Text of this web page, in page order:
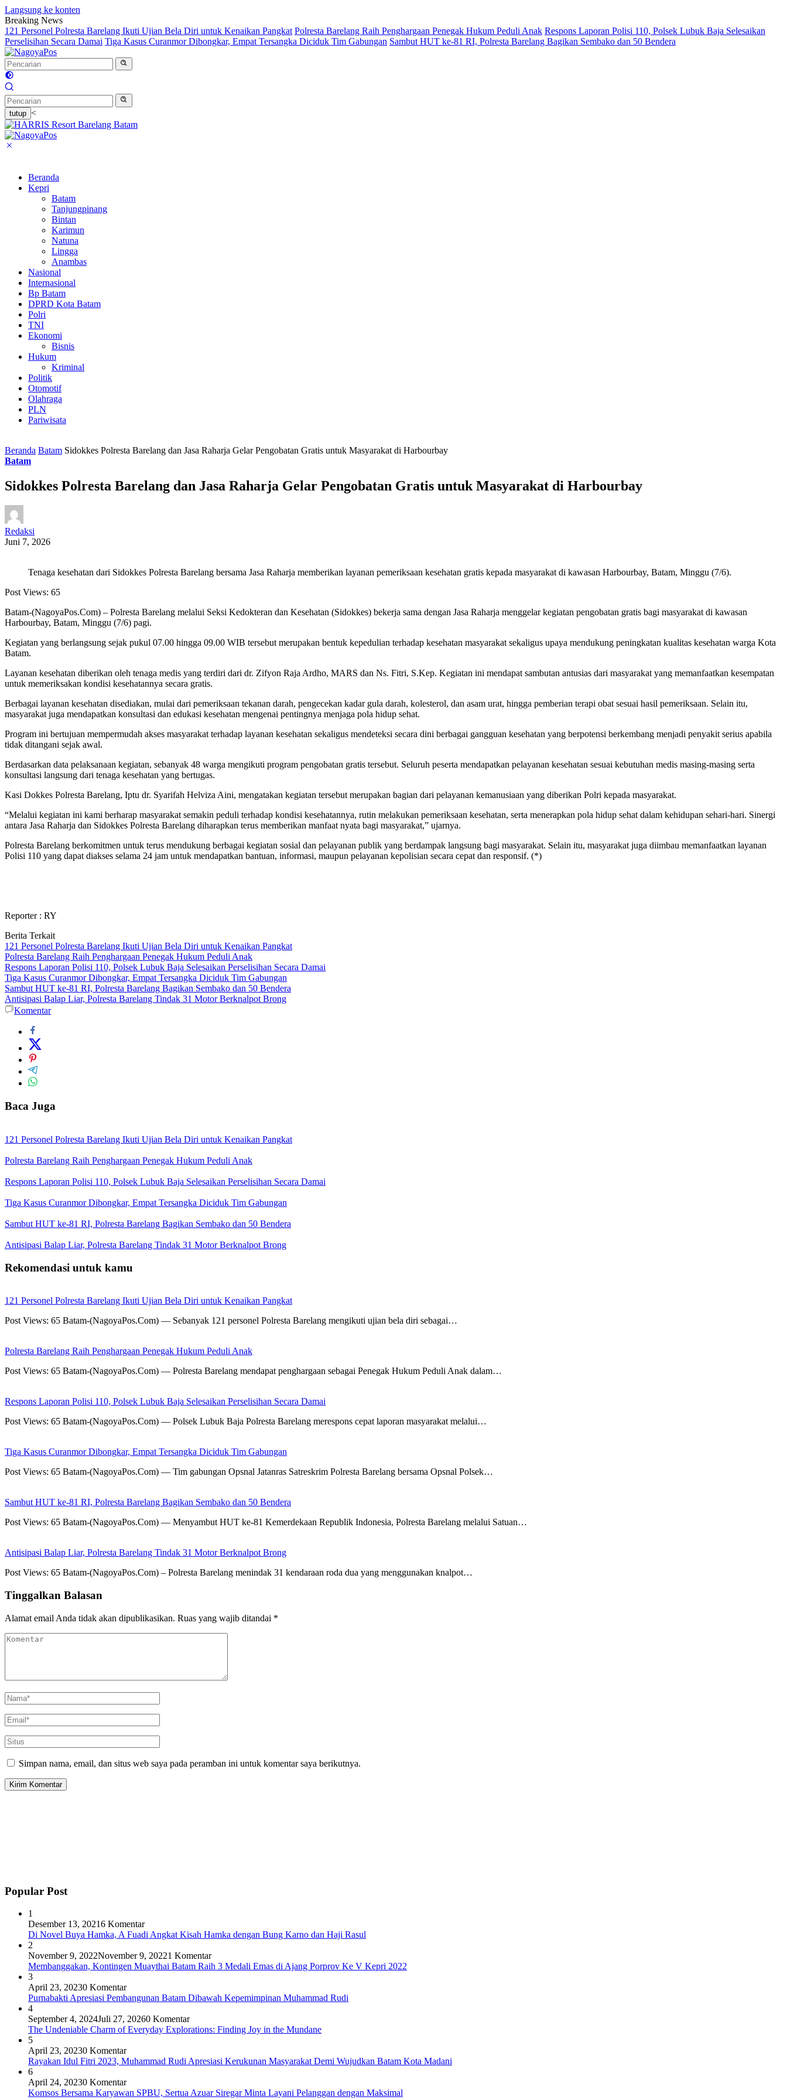
Langsung ke konten
Breaking News
121 Personel Polresta Barelang Ikuti Ujian Bela Diri untuk Kenaikan Pangkat Polresta Barelang Raih Penghargaan Penegak Hukum Peduli Anak Respons Laporan Polisi 110, Polsek Lubuk Baja Selesaikan
Perselisihan Secara Damai Tiga Kasus Curanmor Dibongkar, Empat Tersangka Diciduk Tim Gabungan Sambut HUT ke-81 RI, Polresta Barelang Bagikan Sembako dan 50 Bendera
tutup <
Beranda
Kepri
Batam
Tanjungpinang
Bintan
Karimun
Natuna
Lingga
Anambas
Nasional
Internasional
Bp Batam
DPRD Kota Batam
Polri
TNI
Ekonomi
Bisnis
Hukum
Kriminal
Politik
Otomotif
Olahraga
PLN
Pariwisata
Beranda Batam Sidokkes Polresta Barelang dan Jasa Raharja Gelar Pengobatan Gratis untuk Masyarakat di Harbourbay
Batam
Sidokkes Polresta Barelang dan Jasa Raharja Gelar Pengobatan Gratis untuk Masyarakat di Harbourbay
Redaksi
Juni 7, 2026
Tenaga kesehatan dari Sidokkes Polresta Barelang bersama Jasa Raharja memberikan layanan pemeriksaan kesehatan gratis kepada masyarakat di kawasan Harbourbay, Batam, Minggu (7/6).
Post Views: 65
Batam-(NagoyaPos.Com) – Polresta Barelang melalui Seksi Kedokteran dan Kesehatan (Sidokkes) bekerja sama dengan Jasa Raharja menggelar kegiatan pengobatan gratis bagi masyarakat di kawasan
Harbourbay, Batam, Minggu (7/6) pagi.
Kegiatan yang berlangsung sejak pukul 07.00 hingga 09.00 WIB tersebut merupakan bentuk kepedulian terhadap kesehatan masyarakat sekaligus upaya mendukung peningkatan kualitas kesehatan warga Kota
Batam.
Layanan kesehatan diberikan oleh tenaga medis yang terdiri dari dr. Zifyon Raja Ardho, MARS dan Ns. Fitri, S.Kep. Kegiatan ini mendapat sambutan antusias dari masyarakat yang memanfaatkan kesempatan
untuk memeriksakan kondisi kesehatannya secara gratis.
Berbagai layanan kesehatan disediakan, mulai dari pemeriksaan tekanan darah, pengecekan kadar gula darah, kolesterol, dan asam urat, hingga pemberian terapi obat sesuai hasil pemeriksaan. Selain itu,
masyarakat juga mendapatkan konsultasi dan edukasi kesehatan mengenai pentingnya menjaga pola hidup sehat.
Program ini bertujuan mempermudah akses masyarakat terhadap layanan kesehatan sekaligus mendeteksi secara dini berbagai gangguan kesehatan yang berpotensi berkembang menjadi penyakit serius apabila
tidak ditangani sejak awal.
Berdasarkan data pelaksanaan kegiatan, sebanyak 48 warga mengikuti program pengobatan gratis tersebut. Seluruh peserta mendapatkan pelayanan kesehatan sesuai kebutuhan medis masing-masing serta
konsultasi langsung dari tenaga kesehatan yang bertugas.
Kasi Dokkes Polresta Barelang, Iptu dr. Syarifah Helviza Aini, mengatakan kegiatan tersebut merupakan bagian dari pelayanan kemanusiaan yang diberikan Polri kepada masyarakat.
“Melalui kegiatan ini kami berharap masyarakat semakin peduli terhadap kondisi kesehatannya, rutin melakukan pemeriksaan kesehatan, serta menerapkan pola hidup sehat dalam kehidupan sehari-hari. Sinergi
antara Jasa Raharja dan Sidokkes Polresta Barelang diharapkan terus memberikan manfaat nyata bagi masyarakat,” ujarnya.
Polresta Barelang berkomitmen untuk terus mendukung berbagai kegiatan sosial dan pelayanan publik yang berdampak langsung bagi masyarakat. Selain itu, masyarakat juga diimbau memanfaatkan layanan
Polisi 110 yang dapat diakses selama 24 jam untuk mendapatkan bantuan, informasi, maupun pelayanan kepolisian secara cepat dan responsif. (*)
Reporter : RY
Berita Terkait
121 Personel Polresta Barelang Ikuti Ujian Bela Diri untuk Kenaikan Pangkat
Polresta Barelang Raih Penghargaan Penegak Hukum Peduli Anak
Respons Laporan Polisi 110, Polsek Lubuk Baja Selesaikan Perselisihan Secara Damai
Tiga Kasus Curanmor Dibongkar, Empat Tersangka Diciduk Tim Gabungan
Sambut HUT ke-81 RI, Polresta Barelang Bagikan Sembako dan 50 Bendera
Antisipasi Balap Liar, Polresta Barelang Tindak 31 Motor Berknalpot Brong
Komentar
Baca Juga
121 Personel Polresta Barelang Ikuti Ujian Bela Diri untuk Kenaikan Pangkat
Polresta Barelang Raih Penghargaan Penegak Hukum Peduli Anak
Respons Laporan Polisi 110, Polsek Lubuk Baja Selesaikan Perselisihan Secara Damai
Tiga Kasus Curanmor Dibongkar, Empat Tersangka Diciduk Tim Gabungan
Sambut HUT ke-81 RI, Polresta Barelang Bagikan Sembako dan 50 Bendera
Antisipasi Balap Liar, Polresta Barelang Tindak 31 Motor Berknalpot Brong
Rekomendasi untuk kamu
121 Personel Polresta Barelang Ikuti Ujian Bela Diri untuk Kenaikan Pangkat
Post Views: 65 Batam-(NagoyaPos.Com) — Sebanyak 121 personel Polresta Barelang mengikuti ujian bela diri sebagai…
Polresta Barelang Raih Penghargaan Penegak Hukum Peduli Anak
Post Views: 65 Batam-(NagoyaPos.Com) — Polresta Barelang mendapat penghargaan sebagai Penegak Hukum Peduli Anak dalam…
Respons Laporan Polisi 110, Polsek Lubuk Baja Selesaikan Perselisihan Secara Damai
Post Views: 65 Batam-(NagoyaPos.Com) — Polsek Lubuk Baja Polresta Barelang merespons cepat laporan masyarakat melalui…
Tiga Kasus Curanmor Dibongkar, Empat Tersangka Diciduk Tim Gabungan
Post Views: 65 Batam-(NagoyaPos.Com) — Tim gabungan Opsnal Jatanras Satreskrim Polresta Barelang bersama Opsnal Polsek…
Sambut HUT ke-81 RI, Polresta Barelang Bagikan Sembako dan 50 Bendera
Post Views: 65 Batam-(NagoyaPos.Com) — Menyambut HUT ke-81 Kemerdekaan Republik Indonesia, Polresta Barelang melalui Satuan…
Antisipasi Balap Liar, Polresta Barelang Tindak 31 Motor Berknalpot Brong
Post Views: 65 Batam-(NagoyaPos.Com) – Polresta Barelang menindak 31 kendaraan roda dua yang menggunakan knalpot…
Tinggalkan Balasan
Alamat email Anda tidak akan dipublikasikan. Ruas yang wajib ditandai *
Simpan nama, email, dan situs web saya pada peramban ini untuk komentar saya berikutnya.
Popular Post
1
Desember 13, 20216 Komentar
Di Novel Buya Hamka, A Fuadi Angkat Kisah Hamka dengan Bung Karno dan Haji Rasul
2
November 9, 2022November 9, 20221 Komentar
Membanggakan, Kontingen Muaythai Batam Raih 3 Medali Emas di Ajang Porprov Ke V Kepri 2022
3
April 23, 20230 Komentar
Purnabakti Apresiasi Pembangunan Batam Dibawah Kepemimpinan Muhammad Rudi
4
September 4, 2024Juli 27, 20260 Komentar
The Undeniable Charm of Everyday Explorations: Finding Joy in the Mundane
5
April 23, 20230 Komentar
Rayakan Idul Fitri 2023, Muhammad Rudi Apresiasi Kerukunan Masyarakat Demi Wujudkan Batam Kota Madani
6
April 24, 20230 Komentar
Komsos Bersama Karyawan SPBU, Sertua Azuar Siregar Minta Layani Pelanggan dengan Maksimal